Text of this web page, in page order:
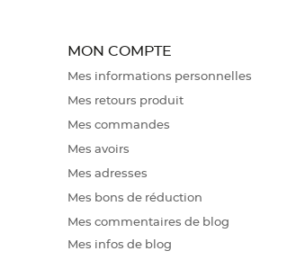
MON COMPTE
Mes informations personnelles
Mes retours produit
Mes commandes
Mes avoirs
Mes adresses
Mes bons de réduction
Mes commentaires de blog
Mes infos de blog